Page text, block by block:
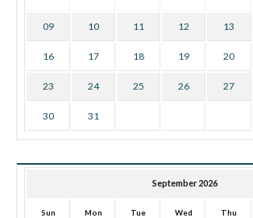
09 10 11 12 13
16 17 18 19 20
23 24 25 26 27
30 31
September 2026
Sun Mon Tue Wed Thu